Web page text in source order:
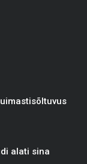
alati sina